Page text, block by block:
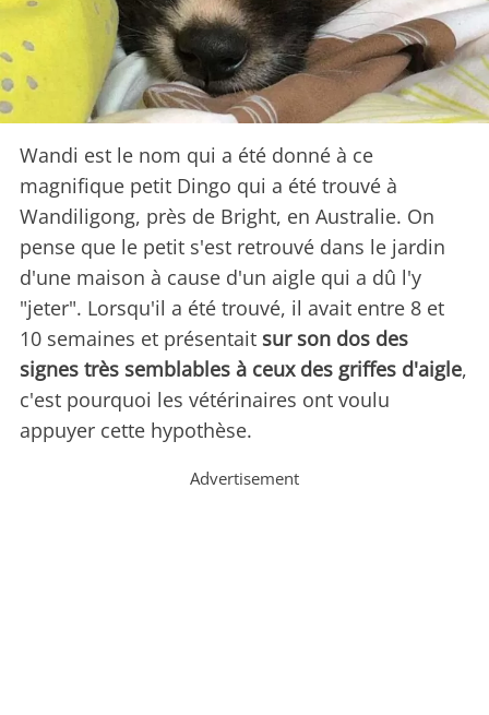
Wandi est le nom qui a été donné à ce
magnifique petit Dingo qui a été trouvé à
Wandiligong, près de Bright, en Australie. On
pense que le petit s'est retrouvé dans le jardin
d'une maison à cause d'un aigle qui a dû l'y
"jeter". Lorsqu'il a été trouvé, il avait entre 8 et
10 semaines et présentait sur son dos des
signes très semblables à ceux des griffes d'aigle,
c'est pourquoi les vétérinaires ont voulu
appuyer cette hypothèse.
Advertisement